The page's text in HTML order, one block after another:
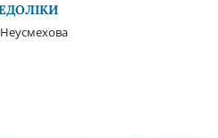
Неусмехова